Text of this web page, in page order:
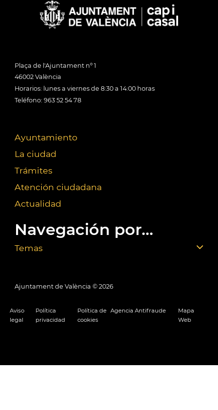
Plaça de l'Ajuntament nº 1
46002 València
Horarios: lunes a viernes de 8:30 a 14:00 horas
Teléfono: 963 52 54 78
Ayuntamiento
La ciudad
Trámites
Atención ciudadana
Actualidad
Navegación por...
Temas
Ajuntament de València © 2026
Aviso
legal
Política
privacidad
Política de
cookies
Agencia Antifraude
Mapa
Web